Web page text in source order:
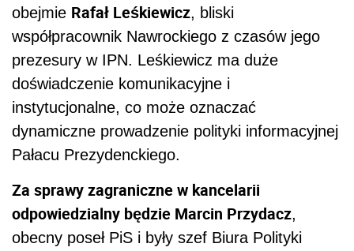
obejmie Rafał Leśkiewicz, bliski
współpracownik Nawrockiego z czasów jego
prezesury w IPN. Leśkiewicz ma duże
doświadczenie komunikacyjne i
instytucjonalne, co może oznaczać
dynamiczne prowadzenie polityki informacyjnej
Pałacu Prezydenckiego.
Za sprawy zagraniczne w kancelarii
odpowiedzialny będzie Marcin Przydacz,
obecny poseł PiS i były szef Biura Polityki